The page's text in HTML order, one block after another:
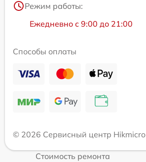
Режим работы:
Ежедневно с 9:00 до 21:00
Способы оплаты
© 2026 Сервисный центр Hikmicro
Стоимость ремонта